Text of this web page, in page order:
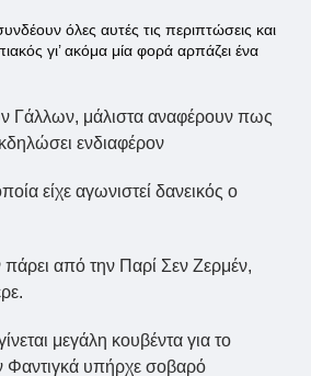
όλες αυτές τις περιπτώσεις και
γι’ ακόμα μία φορά αρπάζει ένα
Γάλλων, μάλιστα αναφέρουν πως
ενδιαφέρον
είχε αγωνιστεί δανεικός ο
από την Παρί Σεν Ζερμέν,
μεγάλη κουβέντα για το
Φαντιγκά υπήρχε σοβαρό